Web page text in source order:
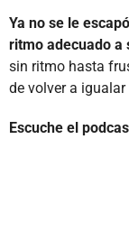
Ya no se le
ritmo adecuado a
sin ritmo hasta
de volver a igualar
Escuche el